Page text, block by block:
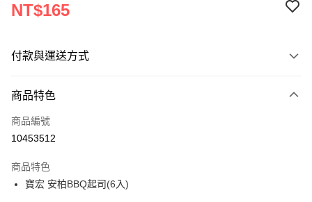
NT$165
付款與運送方式
信用卡一次付款
LINE Pay
街口支付
商品特色
商品編號
10453512
商品特色
寶宏 安柏BBQ起司(6入)